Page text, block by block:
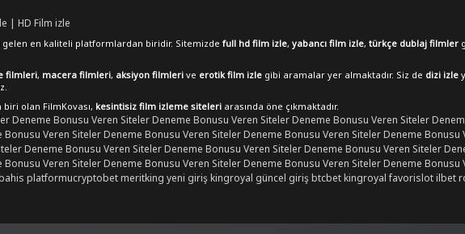
| HD Film izle
en kaliteli platformlardan biridir. Sitemizde full hd film izle, yabancı film izle, türkçe dublaj filmler
filmleri, macera filmleri, aksiyon filmleri ve erotik film izle gibi aramalar yer almaktadır. Siz de dizi izle
olan FilmKovası, kesintisiz film izleme siteleri arasında öne çıkmaktadır.
Deneme Bonusu Veren SitelerDeneme Bonusu Veren SitelerDeneme Bonusu Veren Siteler
Bonusu Veren SitelerDeneme Bonusu Veren SitelerDeneme Bonusu Veren SitelerDeneme Bonusu
Deneme Bonusu Veren SitelerDeneme Bonusu Veren SitelerDeneme Bonusu Veren Siteler
Bonusu Veren SitelerDeneme Bonusu Veren SitelerDeneme Bonusu Veren SitelerDeneme Bonusu
platformucryptobetmeritking yeni girişkingroyal güncel girişbtcbetkingroyal favorislotilbet